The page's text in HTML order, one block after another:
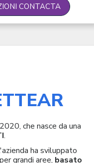
CONTACTA
che nasce da una
.
ha sviluppato
per grandi aree, basato